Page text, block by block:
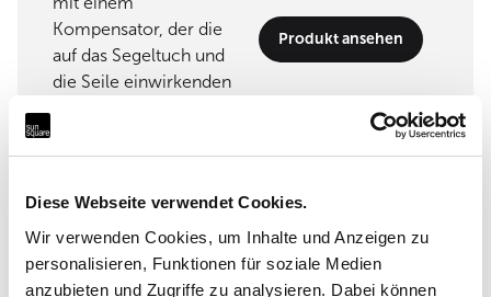
Diese Webseite verwendet Cookies.
Wir verwenden Cookies, um Inhalte und Anzeigen zu
personalisieren, Funktionen für soziale Medien
anzubieten und Zugriffe zu analysieren. Dabei können
Produkt ansehen
Umsetzungspartner
STAR Roll Sun Shade Trading